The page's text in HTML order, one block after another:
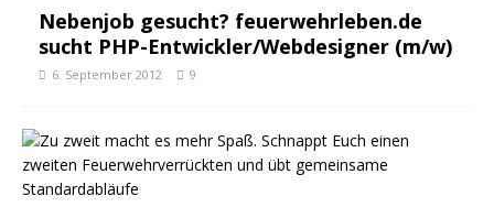
Nebenjob gesucht? feuerwehrleben.de
sucht PHP-Entwickler/Webdesigner (m/w)
6. September 2012 9